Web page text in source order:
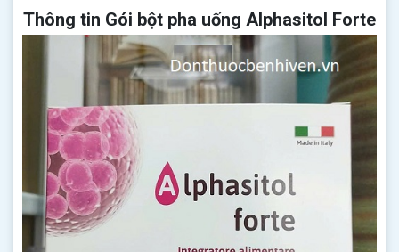
Thông tin Gói bột pha uống Alphasitol Forte